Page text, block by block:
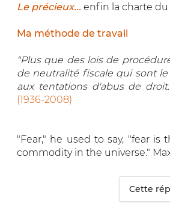
Le précieux... enfin la charte
Ma méthode de travail
"Plus que des lois de
de neutralité fiscale qui sont
aux tentations d'abus de
(1936-2008)
"Fear," he used to say, "fear is
commodity in the universe."
Cette